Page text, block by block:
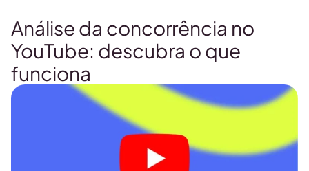
Análise da concorrência no
YouTube: descubra o que
funciona